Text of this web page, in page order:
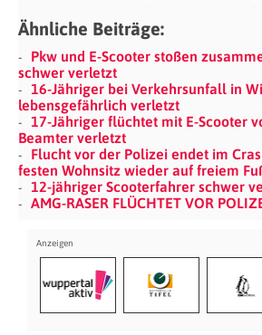
Ähnliche Beiträge:
Pkw und E-Scooter stoßen
schwer verletzt
16-Jähriger bei Verkehrsunfall in
lebensgefährlich verletzt
17-Jähriger flüchtet mit E-Scooter
Beamter verletzt
Flucht vor der Polizei endet im
festen Wohnsitz wieder auf freiem
12-jähriger Scooterfahrer schwer
AMG-RASER FLÜCHTET VOR